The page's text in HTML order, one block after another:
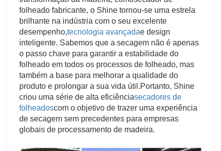
folheado fabricante, o Shine tornou-se uma estrela
brilhante na indústria com o seu excelente
desempenho,tecnologia avançadae design
inteligente. Sabemos que a secagem não é apenas
o passo chave para garantir a estabilidade do
folheado em todos os processos de folheado, mas
também a base para melhorar a qualidade do
produto e prolongar a sua vida útil.Portanto, Shine
criou uma série de alta eficiênciasecadores de
folheadoscom o objetivo de trazer uma experiência
de secagem sem precedentes para empresas
globais de processamento de madeira.